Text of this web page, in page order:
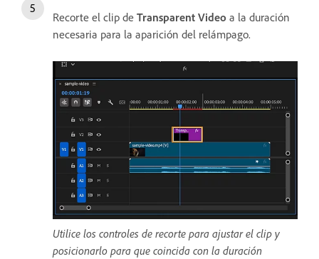
Recorte el clip de Transparent Video a la duración
necesaria para la aparición del relámpago.
Utilice los controles de recorte para ajustar el clip y
posicionarlo para que coincida con la duración